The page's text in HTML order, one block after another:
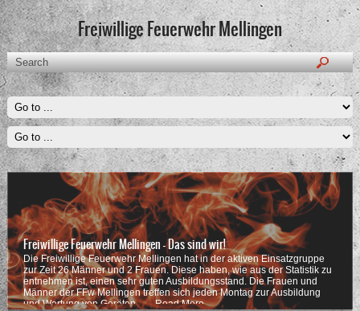
Freiwillige Feuerwehr Mellingen
Freiwillige Feuerwehr Mellingen - Das sind wir!
Die Freiwillige Feuerwehr Mellingen hat in der aktiven Einsatzgruppe
zur Zeit 26 Männer und 2 Frauen. Diese haben, wie aus der Statistik zu
entnehmen ist, einen sehr guten Ausbildungsstand. Die Frauen und
Männer der FFw Mellingen treffen sich jeden Montag zur Ausbildung
und Wartung von Geräten . … Read More